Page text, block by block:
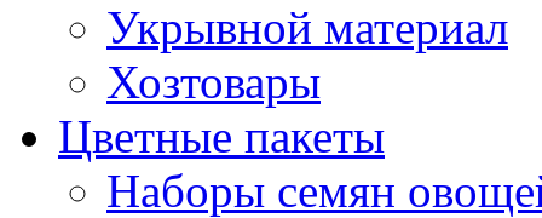
Укрывной материал
Хозтовары
Цветные пакеты
Наборы семян